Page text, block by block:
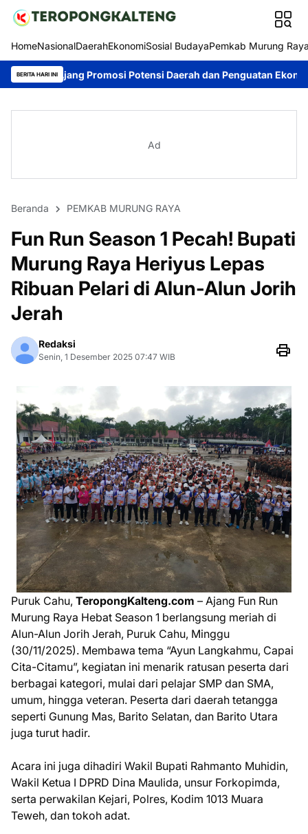
HomeNasionalDaerahEkonomiSosial BudayaPemkab Murung
BERITA HARI INIPotensi Daerah dan Penguatan Ekonomi Lokal
Ad
Beranda PEMKAB MURUNG RAYA
Fun Run Season 1 Pecah! Bupati
Murung Raya Heriyus Lepas
Ribuan Pelari di Alun-Alun Jorih
Jerah
Redaksi
Senin, 1 Desember 2025 07:47 WIB
Puruk Cahu, TeropongKalteng.com – Ajang Fun Run
Murung Raya Hebat Season 1 berlangsung meriah di
Alun-Alun Jorih Jerah, Puruk Cahu, Minggu
(30/11/2025). Membawa tema “Ayun Langkahmu, Capai
Cita-Citamu”, kegiatan ini menarik ratusan peserta dari
berbagai kategori, mulai dari pelajar SMP dan SMA,
umum, hingga veteran. Peserta dari daerah tetangga
seperti Gunung Mas, Barito Selatan, dan Barito Utara
juga turut hadir.
Acara ini juga dihadiri Wakil Bupati Rahmanto Muhidin,
Wakil Ketua I DPRD Dina Maulida, unsur Forkopimda,
serta perwakilan Kejari, Polres, Kodim 1013 Muara
Teweh, dan tokoh adat.